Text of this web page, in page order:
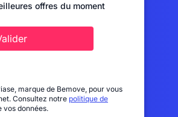
offres du moment
marque de Bemove, pour vous
Consultez notre politique de
vos données.